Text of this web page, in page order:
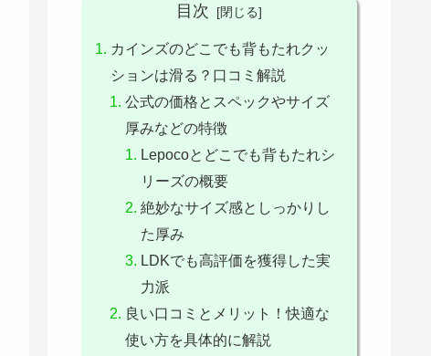
目次
カインズのどこでも背もたれクッ
ションは滑る？口コミ解説
公式の価格とスペックやサイズ
厚みなどの特徴
Lepocoとどこでも背もたれシ
リーズの概要
絶妙なサイズ感としっかりし
た厚み
LDKでも高評価を獲得した実
力派
良い口コミとメリット！快適な
使い方を具体的に解説